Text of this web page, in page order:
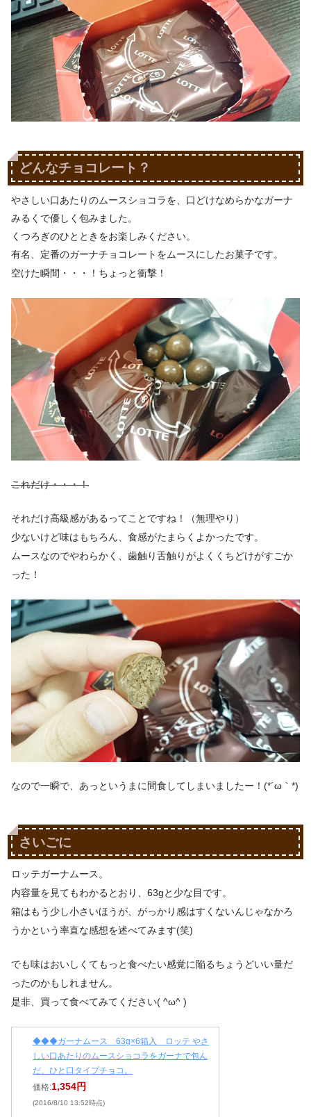
どんなチョコレート？
やさしい口あたりのムースショコラを、口どけなめらかなガーナ
みるくで優しく包みました。
くつろぎのひとときをお楽しみください。
有名、定番のガーナチョコレートをムースにしたお菓子です。
空けた瞬間・・・！ちょっと衝撃！
これだけ・・・！
それだけ高級感があるってことですね！（無理やり）
少ないけど味はもちろん、食感がたまらくよかったです。
ムースなのでやわらかく、歯触り舌触りがよくくちどけがすごか
った！
なので一瞬で、あっというまに間食してしまいましたー！(*´ω｀*)
さいごに
ロッテガーナムース。
内容量を見てもわかるとおり、63gと少な目です。
箱はもう少し小さいほうが、がっかり感はすくないんじゃなかろ
うかという率直な感想を述べてみます(笑)
でも味はおいしくてもっと食べたい感覚に陥るちょうどいい量だ
ったのかもしれません。
是非、買って食べてみてください( ^ω^ )
◆◆◆ガーナムース 63g×6箱入 ロッテ やさ
しい口あたりのムースショコラをガーナで包ん
だ、ひと口タイプチョコ。
価格:1,354円
(2016/8/10 13:52時点)